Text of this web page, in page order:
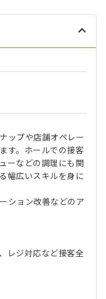
ップや店舗オペレー
す。ホールでの接客
ーなどの調理にも関
幅広いスキルを身に
ション改善などのア
レジ対応など接客全